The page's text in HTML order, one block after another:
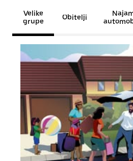
Velike
grupe
Obitelji